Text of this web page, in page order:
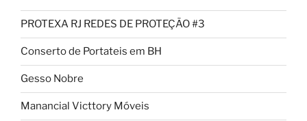
PROTEXA RJ REDES DE PROTEÇÃO #3
Conserto de Portateis em BH
Gesso Nobre
Manancial Victtory Móveis